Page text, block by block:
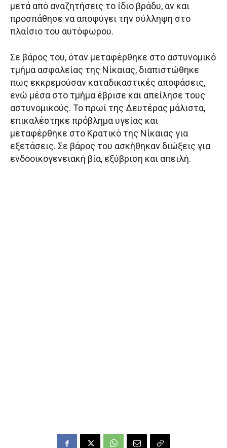
μετά από αναζητήσεις το ίδιο βράδυ, αν και
προσπάθησε να αποφύγει την σύλληψη στο
πλαίσιο του αυτόφωρου.
Σε βάρος του, όταν μεταφέρθηκε στο αστυνομικό
τμήμα ασφαλείας της Νίκαιας, διαπιστώθηκε
πως εκκρεμούσαν καταδικαστικές αποφάσεις,
ενώ μέσα στο τμήμα έβρισε και απείλησε τους
αστυνομικούς. Το πρωί της Δευτέρας μάλιστα,
επικαλέστηκε πρόβλημα υγείας και
μεταφέρθηκε στο Κρατικό της Νίκαιας για
εξετάσεις. Σε βάρος του ασκήθηκαν διώξεις για
ενδοοικογενειακή βία, εξύβριση και απειλή.